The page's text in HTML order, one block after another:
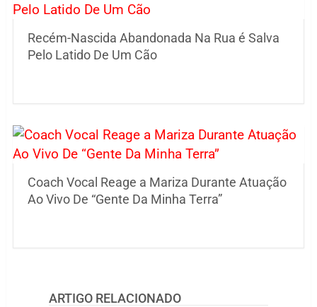
Recém-Nascida Abandonada Na Rua é Salva
Pelo Latido De Um Cão
Coach Vocal Reage a Mariza Durante Atuação
Ao Vivo De “Gente Da Minha Terra”
ARTIGO RELACIONADO